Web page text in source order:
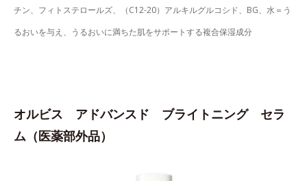
チン、フィトステロールズ、（C12-20）アルキルグルコシド、BG、水＝う
るおいを与え、うるおいに満ちた肌をサポートする複合保湿成分
オルビス アドバンスド ブライトニング セラ
ム（医薬部外品）